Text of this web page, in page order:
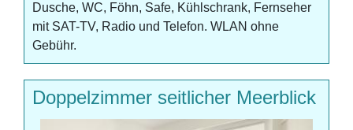
Dusche, WC, Föhn, Safe, Kühlschrank, Fernseher
mit SAT-TV, Radio und Telefon. WLAN ohne
Gebühr.
Doppelzimmer seitlicher Meerblick